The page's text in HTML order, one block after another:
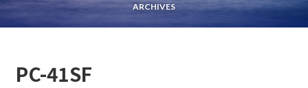
更新講習 クルージング情報
ARCHIVES
PC-41SF